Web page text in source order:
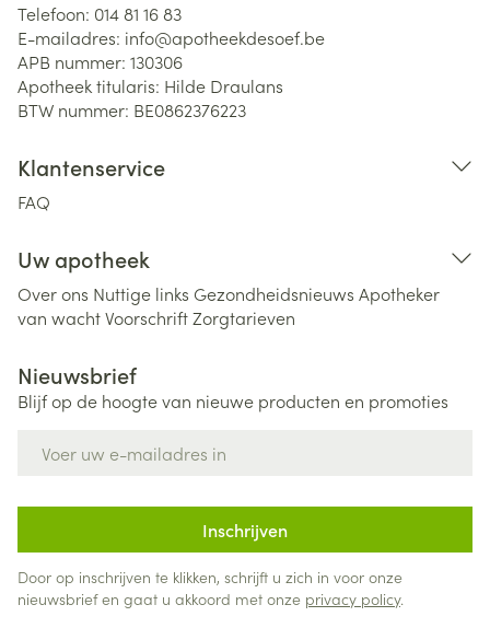
Telefoon: 014 81 16 83
E-mailadres: info@apotheekdesoef.be
APB nummer: 130306
Apotheek titularis: Hilde Draulans
BTW nummer: BE0862376223
Klantenservice
FAQ
Uw apotheek
Over ons Nuttige links Gezondheidsnieuws Apotheker
van wachtVoorschriftZorgtarieven
Nieuwsbrief
Blijf op de hoogte van nieuwe producten en promoties
Inschrijven
Door op inschrijven te klikken, schrijft u zich in voor onze
nieuwsbrief en gaat u akkoord met onze privacy policy.